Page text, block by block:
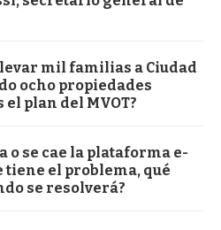
mil familias a Ciudad
ocho propiedades
el plan del MVOT?
o se cae la plataforma e-
tiene el problema, qué
se resolverá?